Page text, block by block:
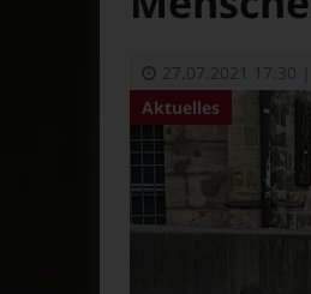
27.07.2021 17:30
Aktuelles